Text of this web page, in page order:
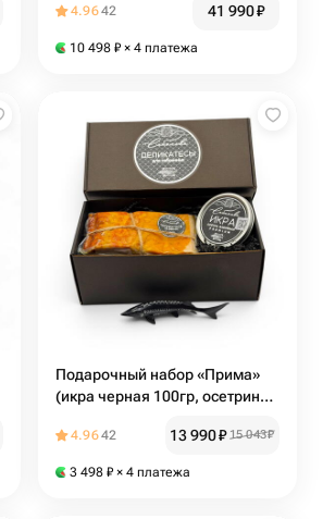
4.9642 41 990₽
10 498 ₽ × 4 платежа
Подарочный набор «Прима»
(икра черная 100гр, осетрина
4.9642 13 990₽ 15 043₽
3 498 ₽ × 4 платежа